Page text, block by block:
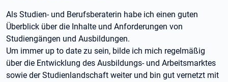
Als Studien- und Berufsberaterin habe ich einen guten
Überblick über die Inhalte und Anforderungen von
Studiengängen und Ausbildungen.
Um immer up to date zu sein, bilde ich mich regelmäßig
über die Entwicklung des Ausbildungs- und Arbeitsmarktes
sowie der Studienlandschaft weiter und bin gut vernetzt mit